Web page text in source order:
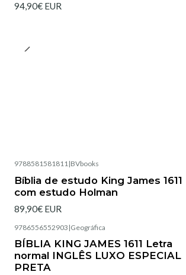
94,90€ EUR
9788581581811|BVbooks
Bíblia de estudo King James 1611
com estudo Holman
89,90€ EUR
9786556552903 |Geográfica
BÍBLIA KING JAMES 1611 Letra
normal INGLÊS LUXO ESPECIAL
PRETA